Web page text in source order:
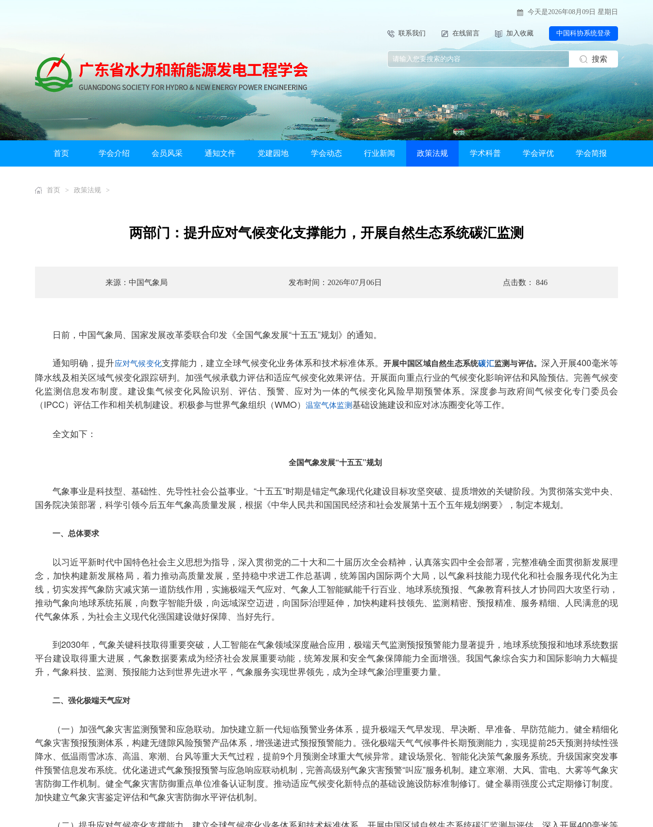
今天是2026年08月09日 星期日
联系我们 在线留言 加入收藏 中国科协系统登录
搜索
首页 学会介绍 会员风采 通知文件 党建园地 学会动态 行业新闻 政策法规 学术科普 学会评优 学会简报
首页 > 政策法规 >
两部门：提升应对气候变化支撑能力，开展自然生态系统碳汇监测
来源：中国气象局 发布时间：2026年07月06日 点击数： 846
日前，中国气象局、国家发展改革委联合印发《全国气象发展“十五五”规划》的通知。
通知明确，提升应对气候变化支撑能力，建立全球气候变化业务体系和技术标准体系。开展中国区域自然生态系统碳汇监测与评估。深入开展400毫米等
降水线及相关区域气候变化跟踪研判。加强气候承载力评估和适应气候变化效果评估。开展面向重点行业的气候变化影响评估和风险预估。完善气候变
化监测信息发布制度。建设集气候变化风险识别、评估、预警、应对为一体的气候变化风险早期预警体系。深度参与政府间气候变化专门委员会
（IPCC）评估工作和相关机制建设。积极参与世界气象组织（WMO） 温室气体监测基础设施建设和应对冰冻圈变化等工作。
全文如下：
全国气象发展“十五五”规划
气象事业是科技型、基础性、先导性社会公益事业。“十五五”时期是锚定气象现代化建设目标攻坚突破、提质增效的关键阶段。为贯彻落实党中央、
国务院决策部署，科学引领今后五年气象高质量发展，根据《中华人民共和国国民经济和社会发展第十五个五年规划纲要》，制定本规划。
一、总体要求
以习近平新时代中国特色社会主义思想为指导，深入贯彻党的二十大和二十届历次全会精神，认真落实四中全会部署，完整准确全面贯彻新发展理
念，加快构建新发展格局，着力推动高质量发展，坚持稳中求进工作总基调，统筹国内国际两个大局，以气象科技能力现代化和社会服务现代化为主
线，切实发挥气象防灾减灾第一道防线作用，实施极端天气应对、气象人工智能赋能千行百业、地球系统预报、气象教育科技人才协同四大攻坚行动，
推动气象向地球系统拓展，向数字智能升级，向远域深空迈进，向国际治理延伸，加快构建科技领先、监测精密、预报精准、服务精细、人民满意的现
代气象体系，为社会主义现代化强国建设做好保障、当好先行。
到2030年，气象关键科技取得重要突破，人工智能在气象领域深度融合应用，极端天气监测预报预警能力显著提升，地球系统预报和地球系统数据
平台建设取得重大进展，气象数据要素成为经济社会发展重要动能，统筹发展和安全气象保障能力全面增强。我国气象综合实力和国际影响力大幅提
升，气象科技、监测、预报能力达到世界先进水平，气象服务实现世界领先，成为全球气象治理重要力量。
二、强化极端天气应对
（一）加强气象灾害监测预警和应急联动。加快建立新一代短临预警业务体系，提升极端天气早发现、早决断、早准备、早防范能力。健全精细化
气象灾害预报预测体系，构建无缝隙风险预警产品体系，增强递进式预报预警能力。强化极端天气气候事件长期预测能力，实现提前25天预测持续性强
降水、低温雨雪冰冻、高温、寒潮、台风等重大天气过程，提前9个月预测全球重大气候异常。建设场景化、智能化决策气象服务系统。升级国家突发事
件预警信息发布系统。优化递进式气象预报预警与应急响应联动机制，完善高级别气象灾害预警“叫应”服务机制。建立寒潮、大风、雷电、大雾等气象灾
害防御工作机制。健全气象灾害防御重点单位准备认证制度。推动适应气候变化新特点的基础设施设防标准制修订。健全暴雨强度公式定期修订制度。
加快建立气象灾害鉴定评估和气象灾害防御水平评估机制。